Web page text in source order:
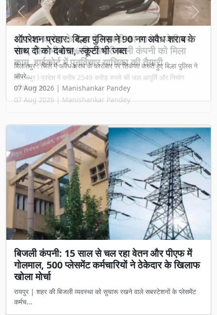
₹2549 करोड़ के टेंडर में गड़बड़ी का आरोप: जेवी पर
रोक, फिर भी 65% हिस्सेदारी वाली कंपनी को मिला
काम, हाईकोर्ट में पुनर्विचार याचिका की तैयारी
बिलासपुर l प्रदेश में करीब 2549 करोड़ रुपये की जल आपूर्ति और निर्माण
परियोजना का...
07 Aug 2026 | Manishankar Pandey
Previous Next
बिजली कंपनी: 15 साल से चल रहा वेतन और पीएफ में
गोलमाल, 500 प्लेसमेंट कर्मचारियों ने ठेकेदार के खिलाफ
खोला मोर्चा
रायपुर | शहर की बिजली व्यवस्था को सुचारू रखने वाले सबस्टेशनों के प्लेसमेंट
कर्मच...